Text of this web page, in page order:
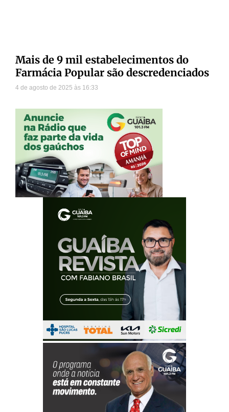
Mais de 9 mil estabelecimentos do
Farmácia Popular são descredenciados
4 de agosto de 2025 16:33